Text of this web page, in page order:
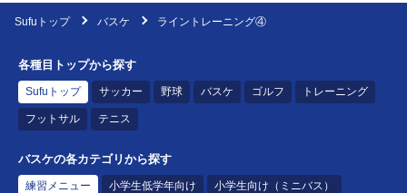
Sufuトップ バスケ ライントレーニング④
各種目トップから探す
Sufuトップ サッカー 野球 バスケ ゴルフ トレーニング
フットサル テニス
バスケの各カテゴリから探す
練習メニュー 小学生低学年向け 小学生向け（ミニバス）